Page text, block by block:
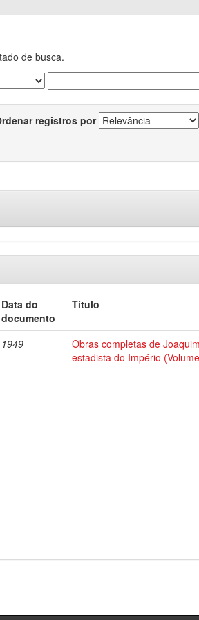
de busca.
registros por
Data do
documento
Título
1949
Obras completas de
estadista do Império